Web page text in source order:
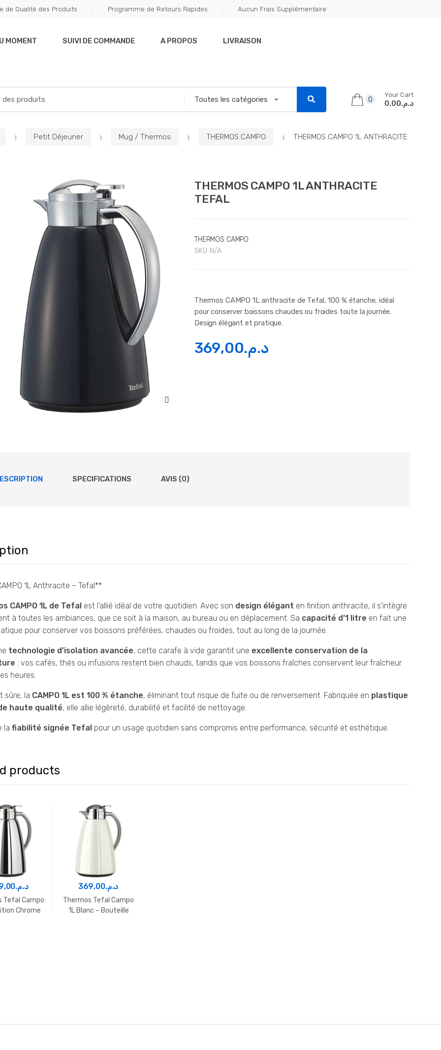
de Qualité des Produits Programme de Retours Rapides Aucun Frais Supplémentaire
MOMENT SUIVI DE COMMANDE A PROPOS LIVRAISON
0
Your Cart
د.م.0,00
Petit Déjeuner Mug / Thermos THERMOS CAMPO
THERMOS CAMPO 1L ANTHRACITE
THERMOS CAMPO 1L ANTHRACITE
TEFAL
THERMOS CAMPO
SKU: N/A
Thermos CAMPO 1L anthracite de Tefal, 100 % étanche, idéal
pour conserver boissons chaudes ou froides toute la journée.
Design élégant et pratique.
د.م.369,00
SPECIFICATIONS AVIS (0)
1L Anthracite – Tefal**
CAMPO 1L de Tefal est l’allié idéal de votre quotidien. Avec son design élégant en finition anthracite, il s’intègre
à toutes les ambiances, que ce soit à la maison, au bureau ou en déplacement. Sa capacité d’1 litre en fait une
pour conserver vos boissons préférées, chaudes ou froides, tout au long de la journée.
technologie d’isolation avancée, cette carafe à vide garantit une excellente conservation de la
: vos cafés, thés ou infusions restent bien chauds, tandis que vos boissons fraîches conservent leur fraîcheur
heures.
sûre, la CAMPO 1L est 100 % étanche, éliminant tout risque de fuite ou de renversement. Fabriquée en plastique
haute qualité, elle allie légèreté, durabilité et facilité de nettoyage.
la fiabilité signée Tefal pour un usage quotidien sans compromis entre performance, sécurité et esthétique.
products
د.م.
Tefal Campo
Chrome
د.م.369,00
Thermos Tefal Campo
1L Blanc – Bouteille